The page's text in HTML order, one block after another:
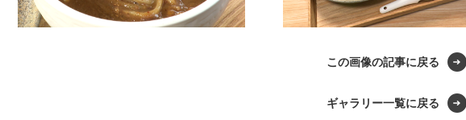
この画像の記事に戻る
ギャラリー一覧に戻る